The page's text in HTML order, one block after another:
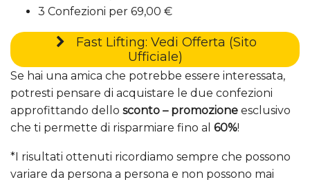
3 Confezioni per 69,00 €
Fast Lifting: Vedi Offerta (Sito
Ufficiale)
Se hai una amica che potrebbe essere interessata,
potresti pensare di acquistare le due confezioni
approfittando dello sconto – promozione esclusivo
che ti permette di risparmiare fino al 60%!
*I risultati ottenuti ricordiamo sempre che possono
variare da persona a persona e non possono mai